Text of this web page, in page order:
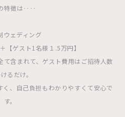
特徴は‥‥
ウェディング
【ゲスト1名様１.5万円】
含まれて、ゲスト費用はご招待人数
るだけ。
、自己負担もわかりやすくて安心で
す。